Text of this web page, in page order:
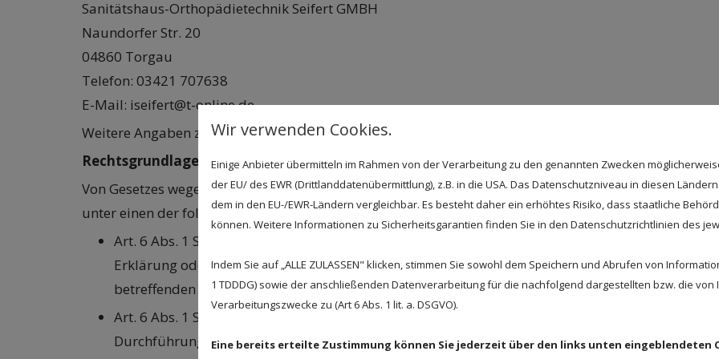
Sanitätshaus-Orthopädietechnik Seifert GMBH
Naundorfer Str. 20
04860 Torgau
Telefon: 03421 707638
E-Mail: iseifert@t-online.de
Weitere Angaben zu unserem Unternehmen können dem Impressum auf unserer Website
Rechtsgrundlagen der Datenverarbeitung
Von Gesetzes wegen ist im Grundsatz jede Verarbeitung personenbezogener Daten verboten und
unter einen der folgenden Rechtfertigungstatbestände fällt:
Art. 6 Abs. 1 S. 1 lit. a DS-GVO („
“): Wenn der Betroffene freiwillig, in informierter
Erklärung oder eine sonstige eindeutige bestätigende Handlung zu verstehen gegeben hat,
betreffenden personenbezogenen Daten für einen oder mehrere bestimmte Zwecke
Art. 6 Abs. 1 S. 1 lit. b DS-GVO: Wenn die Verarbeitung zur Erfüllung eines Vertrags, dessen
Durchführung vorvertraglicher Maßnahmen erforderlich ist, die auf die Anfrage des
Wir verwenden Cookies.
Einige Anbieter übermitteln im Rahmen von der Verarbeitung zu den genannten Zwecken
der EU/ des EWR (Drittlanddatenübermittlung), z.B. in die USA. Das Datenschutzniveau in diesen
dem in den EU-/EWR-Ländern vergleichbar. Es besteht daher ein erhöhtes Risiko, dass staatliche
können. Weitere Informationen zu Sicherheitsgarantien finden Sie in den Datenschutzrichtlinien des
Indem Sie auf „ALLE ZULASSEN" klicken, stimmen Sie sowohl dem Speichern und Abrufen von
1 TDDDG) sowie der anschließenden Datenverarbeitung für die nachfolgend dargestellten bzw. die
Verarbeitungszwecke zu (Art 6 Abs. 1 lit. a. DSGVO).
Eine bereits erteilte Zustimmung können Sie jederzeit über den links unten eingeblendeten